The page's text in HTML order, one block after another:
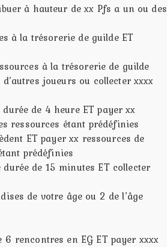
à hauteur de xx Pfs a un ou des
à la trésorerie de guilde ET
à la trésorerie de guilde
joueurs ou collecter xxxx
de 4 heure ET payer xx
ressources étant prédéfinies
ET payer xx ressources de
prédéfinies
de 15 minutes ET collecter
de votre âge ou 2 de l’âge
rencontres en EG ET payer xxxx